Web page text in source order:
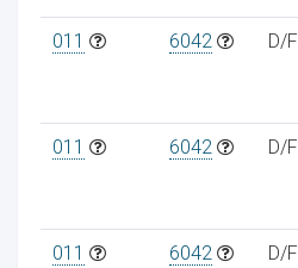
011 6042 D/F
011 6042 D/F
011 6042 D/F